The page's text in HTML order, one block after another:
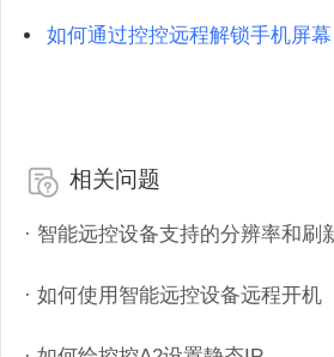
如何通过控控远程解锁手机屏幕
相关问题
· 智能远控设备支持的分辨率和刷
· 如何使用智能远控设备远程开机